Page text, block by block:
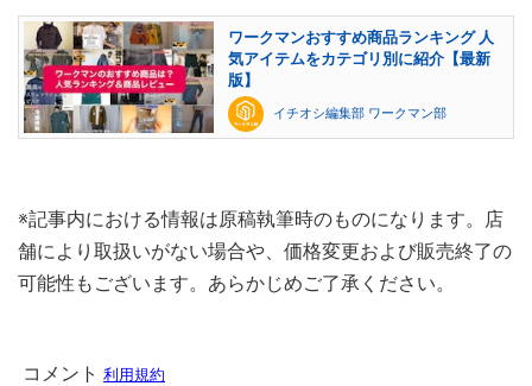
ワークマンおすすめ商品ランキング 人
気アイテムをカテゴリ別に紹介【最新
版】
イチオシ編集部 ワークマン部
※記事内における情報は原稿執筆時のものになります。店
舗により取扱いがない場合や、価格変更および販売終了の
可能性もございます。あらかじめご了承ください。